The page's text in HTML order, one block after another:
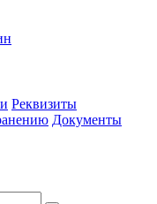
Реквизиты
Документы